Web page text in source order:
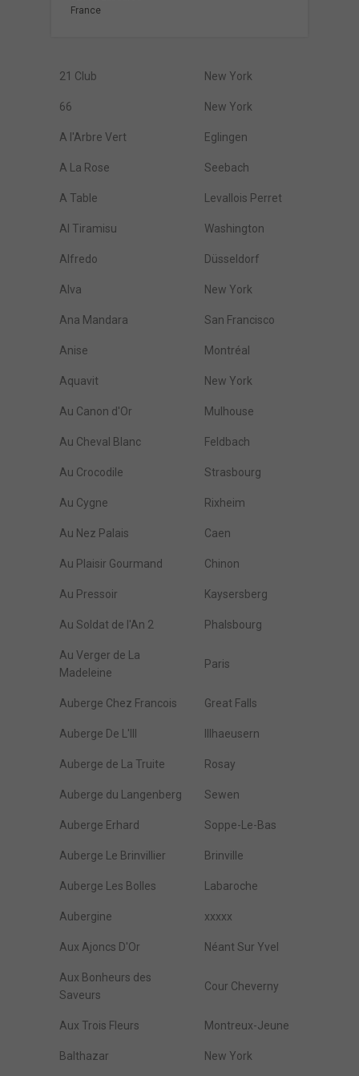
France
21 Club New York
66 New York
A l'Arbre Vert Eglingen
A La Rose Seebach
A Table Levallois Perret
Al Tiramisu Washington
Alfredo Düsseldorf
Alva New York
Ana Mandara San Francisco
Anise Montréal
Aquavit New York
Au Canon d'Or Mulhouse
Au Cheval Blanc Feldbach
Au Crocodile Strasbourg
Au Cygne Rixheim
Au Nez Palais Caen
Au Plaisir Gourmand Chinon
Au Pressoir Kaysersberg
Au Soldat de l'An 2 Phalsbourg
Au Verger de La
Madeleine
Paris
Auberge Chez Francois Great Falls
Auberge De L'Ill Illhaeusern
Auberge de La Truite Rosay
Auberge du Langenberg Sewen
Auberge Erhard Soppe-Le-Bas
Auberge Le Brinvillier Brinville
Auberge Les Bolles Labaroche
Aubergine xxxxx
Aux Ajoncs D'Or Néant Sur Yvel
Aux Bonheurs des
Saveurs
Cour Cheverny
Aux Trois Fleurs Montreux-Jeune
Balthazar New York